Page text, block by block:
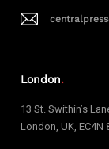
London.
13 St. Swithin’s
London, UK, EC4N